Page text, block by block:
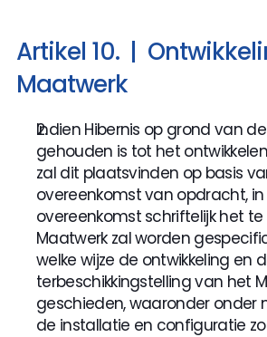
Artikel 10.  |
Maatwerk
Indien Hibernis op grond van
gehouden is tot het
zal dit plaatsvinden op basis
overeenkomst van opdracht, in
overeenkomst schriftelijk het te
Maatwerk zal worden
welke wijze de ontwikkeling en
terbeschikkingstelling van het
geschieden, waaronder onder
de installatie en configuratie